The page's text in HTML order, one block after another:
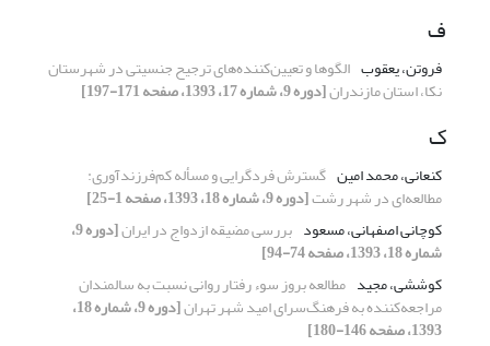
ف
فروتن، یعقوب الگوها و تعیین‌کننده‌های ترجیح جنسیتی در شهرستان
نکا، استان مازندران[دوره 9، شماره 17، 1393، صفحه 171-197]
ک
کنعانی، محمد امین گسترش فردگرایی و مسأله کم‌فرزندآوری:
مطالعه‌ای در شهر رشت[دوره 9، شماره 18، 1393، صفحه 1-25]
کوچانی اصفهانی، مسعود بررسی مضیقه‌ ازدواج در ایران [دوره 9،
شماره 18، 1393، صفحه 74-94]
کوششی، مجید مطالعه بروز سوء رفتار روانی نسبت به سالمندان
مراجعه‌کننده به فرهنگ‌سرای امید شهر تهران [دوره 9، شماره 18،
1393، صفحه 146-180]